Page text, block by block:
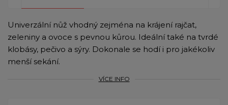
Univerzální nůž vhodný zejména na krájení rajčat,
zeleniny a ovoce s pevnou kůrou. Ideální také na tvrdé
klobásy, pečivo a sýry. Dokonale se hodí i pro jakékoliv
menší sekání.
VÍCE INFO